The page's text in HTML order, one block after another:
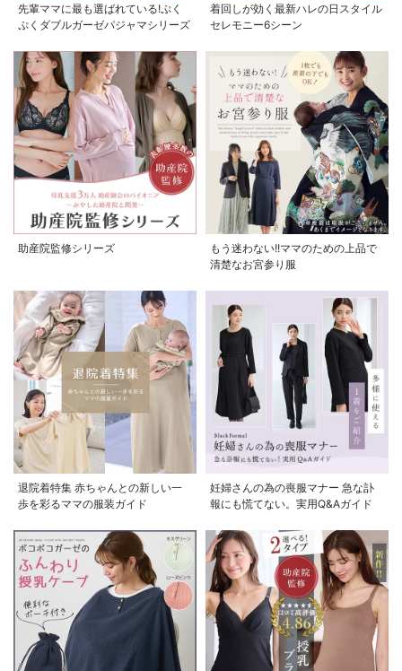
お買い物を続ける カートへ進む
先輩ママに最も選ばれている!ぷく
ぷくダブルガーゼパジャマシリーズ
着回しが効く最新ハレの日スタイル
セレモニー6シーン
助産院監修シリーズ
もう迷わない!!ママのための上品で
清楚なお宮参り服
退院着特集 赤ちゃんとの新しい一
歩を彩るママの服装ガイド
妊婦さんの為の喪服マナー 急な訃
報にも慌てない。実用Q&Aガイド
お気に入り商品を確認する